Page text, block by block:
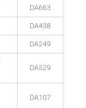
DA663
DA438
DA249
DA529
DA107